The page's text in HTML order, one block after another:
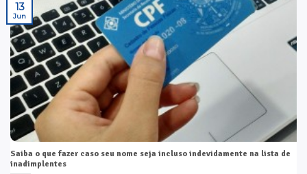
Saiba o que fazer caso seu nome seja incluso indevidamente na lista de
inadimplentes
13
Jun